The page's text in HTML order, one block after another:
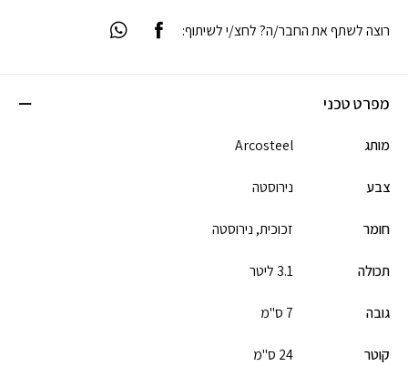
מפרט טכני
מותג Arcosteel
צבע נירוסטה
חומר זכוכית, נירוסטה
תכולה 3.1 ליטר
גובה 7 ס"מ
קוטר 24 ס"מ
רוצה לשתף את החבר/ה? לחצ/י לשיתוף: